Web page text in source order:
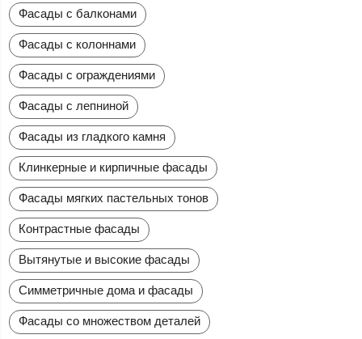
Фасады с балконами
Фасады с колоннами
Фасады с ограждениями
Фасады с лепниной
Фасады из гладкого камня
Клинкерные и кирпичные фасады
Фасады мягких пастельных тонов
Контрастные фасады
Вытянутые и высокие фасады
Симметричные дома и фасады
Фасады со множеством деталей